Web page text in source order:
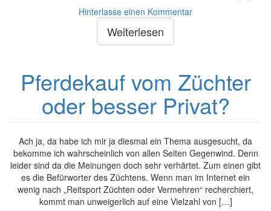
Hinterlasse einen Kommentar
Weiterlesen
Pferdekauf vom Züchter
oder besser Privat?
Ach ja, da habe ich mir ja diesmal ein Thema ausgesucht, da
bekomme ich wahrscheinlich von allen Seiten Gegenwind. Denn
leider sind da die Meinungen doch sehr verhärtet. Zum einen gibt
es die Befürworter des Züchtens. Wenn man im Internet ein
wenig nach „Reitsport Züchten oder Vermehren“ recherchiert,
kommt man unweigerlich auf eine Vielzahl von […]